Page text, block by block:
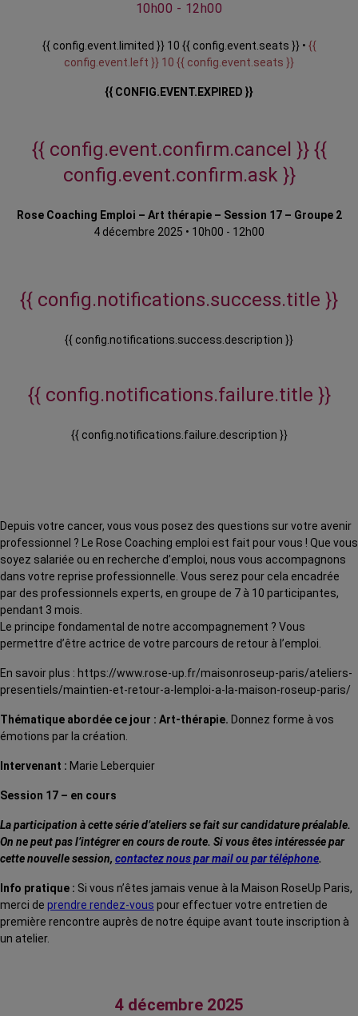
10h00 - 12h00
{{ config.event.limited }} 10 {{ config.event.seats }} • {{
config.event.left }} 10 {{ config.event.seats }}
{{ CONFIG.EVENT.EXPIRED }}
{{ config.event.confirm.cancel }} {{
config.event.confirm.ask }}
Rose Coaching Emploi – Art thérapie – Session 17 – Groupe 2
4 décembre 2025 • 10h00 - 12h00
{{ config.notifications.success.title }}
{{ config.notifications.success.description }}
{{ config.notifications.failure.title }}
{{ config.notifications.failure.description }}
Depuis votre cancer, vous vous posez des questions sur votre avenir
professionnel ? Le Rose Coaching emploi est fait pour vous ! Que vous
soyez salariée ou en recherche d’emploi, nous vous accompagnons
dans votre reprise professionnelle. Vous serez pour cela encadrée
par des professionnels experts, en groupe de 7 à 10 participantes,
pendant 3 mois.
Le principe fondamental de notre accompagnement ? Vous
permettre d’être actrice de votre parcours de retour à l’emploi.
En savoir plus : https://www.rose-up.fr/maisonroseup-paris/ateliers-
presentiels/maintien-et-retour-a-lemploi-a-la-maison-roseup-paris/
Thématique abordée ce jour : Art-thérapie. Donnez forme à vos
émotions par la création.
Intervenant : Marie Leberquier
Session 17 – en cours
La participation à cette série d’ateliers se fait sur candidature préalable.
On ne peut pas l’intégrer en cours de route. Si vous êtes intéressée par
cette nouvelle session, contactez nous par mail ou par téléphone.
Info pratique : Si vous n’êtes jamais venue à la Maison RoseUp Paris,
merci de prendre rendez-vous pour effectuer votre entretien de
première rencontre auprès de notre équipe avant toute inscription à
un atelier.
4 décembre 2025